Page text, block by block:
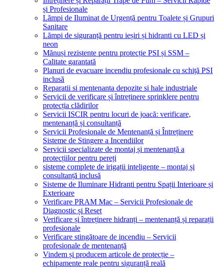
și Profesionale
Lămpi de Iluminat de Urgență pentru Toalete și Grupuri
Sanitare
Lămpi de siguranță pentru ieșiri și hidranti cu LED și
neon
Mănuși rezistente pentru protecție PSI și SSM –
Calitate garantată
Planuri de evacuare incendiu profesionale cu schiță PSI
inclusă
Reparatii si mentenanta depozite si hale industriale
Servicii de verificare și întreținere sprinklere pentru
protecția clădirilor
Servicii ISCIR pentru locuri de joacă: verificare,
mentenanță și consultanță
Servicii Profesionale de Mentenanță și Întreținere
Sisteme de Stingere a Incendiilor
Servicii specializate de montaj și mentenanță a
protecțiilor pentru pereți
sisteme complete de irigații inteligente – montaj și
consultanță inclusă
Sisteme de Iluminare Hidranti pentru Spații Interioare și
Exterioare
Verificare PRAM Mac – Servicii Profesionale de
Diagnostic și Reset
Verificare și întreținere hidranți – mentenanță și reparații
profesionale
Verificare stingătoare de incendiu – Servicii
profesionale de mentenanță
Vindem și producem articole de protecție –
echipamente reale pentru siguranță reală